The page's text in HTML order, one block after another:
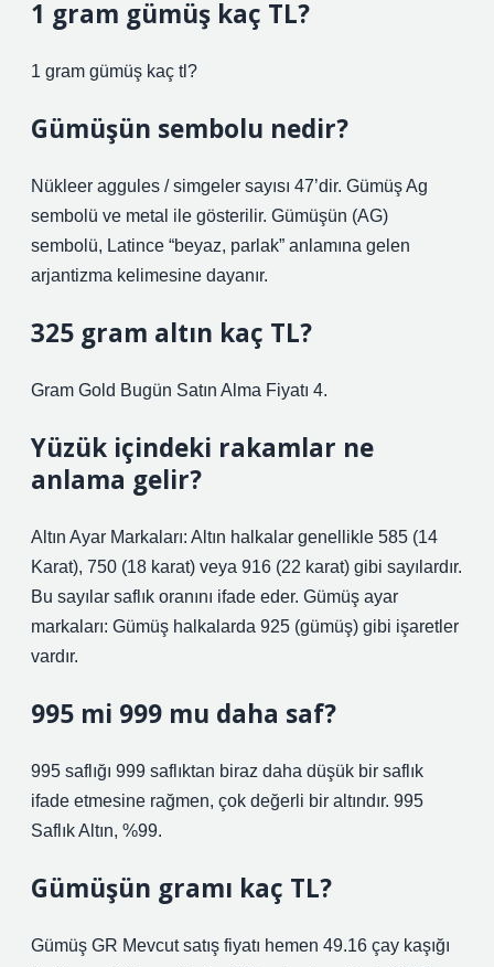
1 gram gümüş kaç TL?
1 gram gümüş kaç tl?
Gümüşün sembolu nedir?
Nükleer aggules / simgeler sayısı 47’dir. Gümüş Ag
sembolü ve metal ile gösterilir. Gümüşün (AG)
sembolü, Latince “beyaz, parlak” anlamına gelen
arjantizma kelimesine dayanır.
325 gram altın kaç TL?
Gram Gold Bugün Satın Alma Fiyatı 4.
Yüzük içindeki rakamlar ne
anlama gelir?
Altın Ayar Markaları: Altın halkalar genellikle 585 (14
Karat), 750 (18 karat) veya 916 (22 karat) gibi sayılardır.
Bu sayılar saflık oranını ifade eder. Gümüş ayar
markaları: Gümüş halkalarda 925 (gümüş) gibi işaretler
vardır.
995 mi 999 mu daha saf?
995 saflığı 999 saflıktan biraz daha düşük bir saflık
ifade etmesine rağmen, çok değerli bir altındır. 995
Saflık Altın, %99.
Gümüşün gramı kaç TL?
Gümüş GR Mevcut satış fiyatı hemen 49.16 çay kaşığı